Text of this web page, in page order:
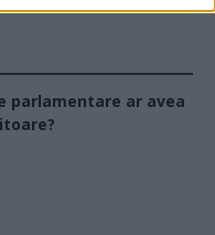
parlamentare ar avea